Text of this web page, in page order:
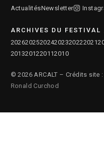
ActualitésNewsletter
ARCHIVES DU FESTIVAL
202620252024202320222021
2013201220112010
© 2026 ARCALT – Crédits site :
Ronald Curchod